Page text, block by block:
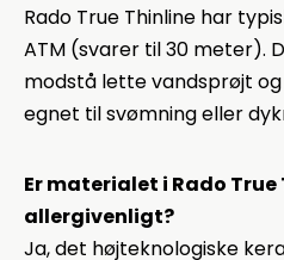
Rado True Thinline har
ATM (svarer til 30 meter).
modstå lette vandsprøjt
egnet til svømning eller
Er materialet i Rado True
allergivenligt?
Ja, det højteknologiske